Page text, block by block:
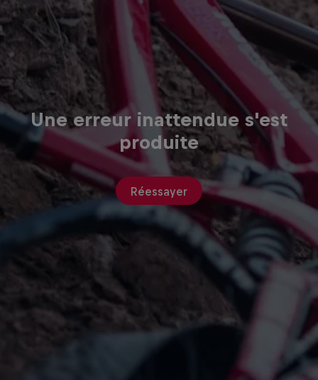
Une erreur inattendue s'est
produite
Réessayer